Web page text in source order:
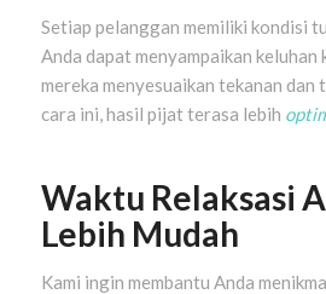
Setiap pelanggan memiliki kondisi
Anda dapat menyampaikan
mereka menyesuaikan tekanan dan
cara ini, hasil pijat terasa lebih
Waktu Relaksasi
Lebih Mudah
Kami ingin membantu Anda